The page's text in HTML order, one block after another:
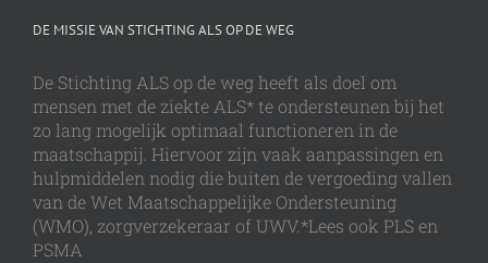
DE MISSIE VAN STICHTING ALS OP DE WEG
De Stichting ALS op de weg heeft als doel om
mensen met de ziekte ALS* te ondersteunen bij het
zo lang mogelijk optimaal functioneren in de
maatschappij. Hiervoor zijn vaak aanpassingen en
hulpmiddelen nodig die buiten de vergoeding vallen
van de Wet Maatschappelijke Ondersteuning
(WMO), zorgverzekeraar of UWV.*Lees ook PLS en
PSMA